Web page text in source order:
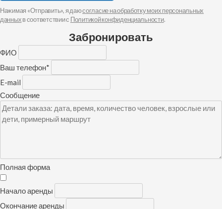
Нажимая «Отправить», я даюсогласие на обработку моих персональных
данныхв соответствии с Политикой конфиденциальности.
Забронировать
ФИО
Ваш телефон*
E-mail
Сообщение
Полная форма
Начало аренды
Окончание аренды